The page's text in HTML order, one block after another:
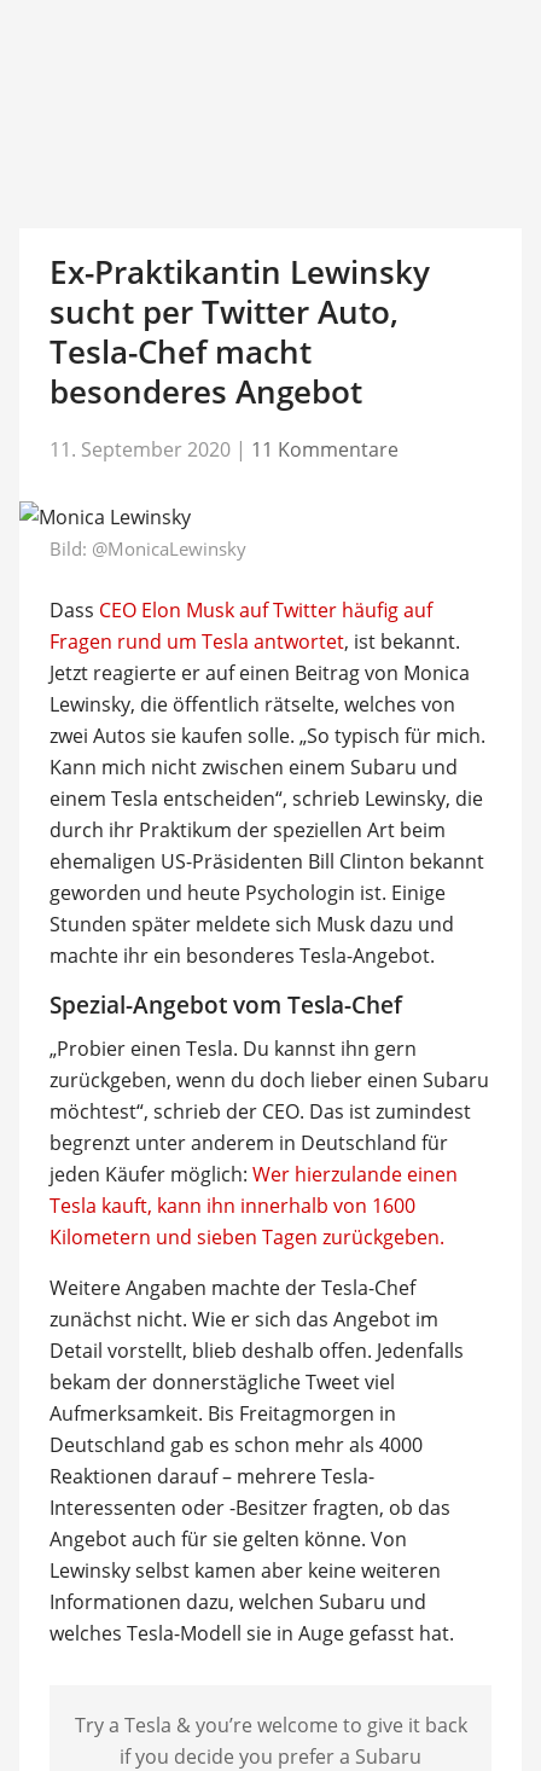
Ex-Praktikantin Lewinsky
sucht per Twitter Auto,
Tesla-Chef macht
besonderes Angebot
11. September 2020 | 11 Kommentare
Bild: @MonicaLewinsky
Dass CEO Elon Musk auf Twitter häufig auf
Fragen rund um Tesla antwortet, ist bekannt.
Jetzt reagierte er auf einen Beitrag von Monica
Lewinsky, die öffentlich rätselte, welches von
zwei Autos sie kaufen solle. „So typisch für mich.
Kann mich nicht zwischen einem Subaru und
einem Tesla entscheiden“, schrieb Lewinsky, die
durch ihr Praktikum der speziellen Art beim
ehemaligen US-Präsidenten Bill Clinton bekannt
geworden und heute Psychologin ist. Einige
Stunden später meldete sich Musk dazu und
machte ihr ein besonderes Tesla-Angebot.
Spezial-Angebot vom Tesla-Chef
„Probier einen Tesla. Du kannst ihn gern
zurückgeben, wenn du doch lieber einen Subaru
möchtest“, schrieb der CEO. Das ist zumindest
begrenzt unter anderem in Deutschland für
jeden Käufer möglich: Wer hierzulande einen
Tesla kauft, kann ihn innerhalb von 1600
Kilometern und sieben Tagen zurückgeben.
Weitere Angaben machte der Tesla-Chef
zunächst nicht. Wie er sich das Angebot im
Detail vorstellt, blieb deshalb offen. Jedenfalls
bekam der donnerstägliche Tweet viel
Aufmerksamkeit. Bis Freitagmorgen in
Deutschland gab es schon mehr als 4000
Reaktionen darauf – mehrere Tesla-
Interessenten oder -Besitzer fragten, ob das
Angebot auch für sie gelten könne. Von
Lewinsky selbst kamen aber keine weiteren
Informationen dazu, welchen Subaru und
welches Tesla-Modell sie in Auge gefasst hat.
Try a Tesla & you’re welcome to give it back
if you decide you prefer a Subaru